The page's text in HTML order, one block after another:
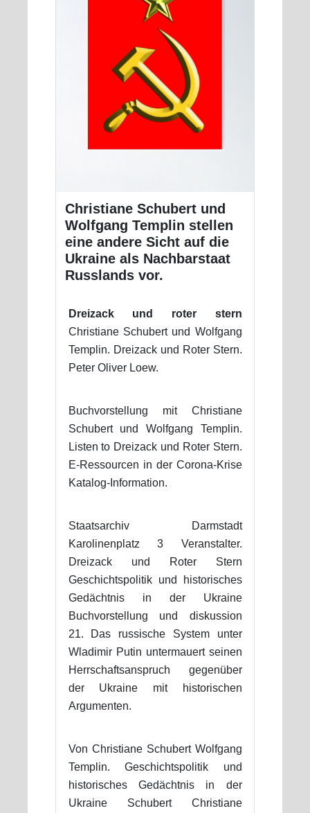
Christiane Schubert und
Wolfgang Templin stellen
eine andere Sicht auf die
Ukraine als Nachbarstaat
Russlands vor.
Dreizack und roter stern
Christiane Schubert und Wolfgang
Templin. Dreizack und Roter Stern.
Peter Oliver Loew.
Buchvorstellung mit Christiane
Schubert und Wolfgang Templin.
Listen to Dreizack und Roter Stern.
E-Ressourcen in der Corona-Krise
Katalog-Information.
Staatsarchiv Darmstadt
Karolinenplatz 3 Veranstalter.
Dreizack und Roter Stern
Geschichtspolitik und historisches
Gedächtnis in der Ukraine
Buchvorstellung und diskussion
21. Das russische System unter
Wladimir Putin untermauert seinen
Herrschaftsanspruch gegenüber
der Ukraine mit historischen
Argumenten.
Von Christiane Schubert Wolfgang
Templin. Geschichtspolitik und
historisches Gedächtnis in der
Ukraine Schubert Christiane